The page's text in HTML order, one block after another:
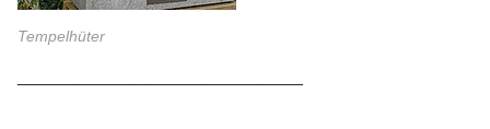
Tempelhüter